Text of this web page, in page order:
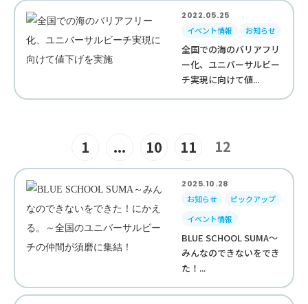
2022.05.25
イベント情報
お知らせ
全国での海のバリアフリ
ー化、ユニバーサルビー
チ実現に向けて値...
1 ... 10 11 12
2025.10.28
お知らせ
ピックアップ
イベント情報
BLUE SCHOOL SUMA～
みんなのできないをでき
た！...